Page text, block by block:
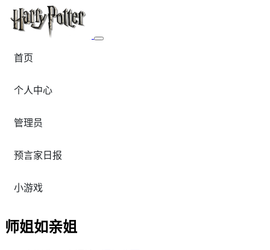
首页
个人中心
管理员
预言家日报
小游戏
师姐如亲姐